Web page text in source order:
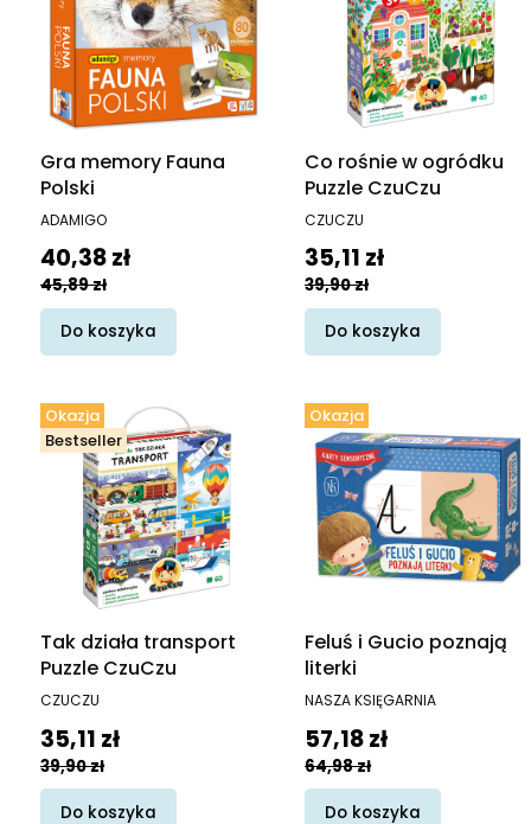
Gra memory Fauna
Polski
PRODUCENT
ADAMIGO
Cena promocyjna
40,38 zł
45,89 zł
Do koszyka
Co rośnie w ogródku
Puzzle CzuCzu
PRODUCENT
CZUCZU
Cena promocyjna
35,11 zł
39,90 zł
Do koszyka
Okazja
Bestseller
Tak działa transport
Puzzle CzuCzu
PRODUCENT
CZUCZU
Cena promocyjna
35,11 zł
39,90 zł
Do koszyka
Okazja
Feluś i Gucio poznają
literki
PRODUCENT
NASZA KSIĘGARNIA
Cena promocyjna
57,18 zł
64,98 zł
Do koszyka